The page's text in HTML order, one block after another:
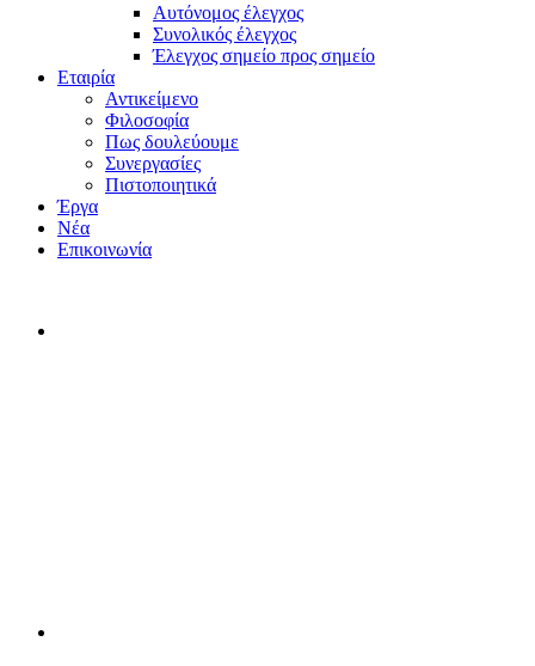
Αυτόνομος έλεγχος
Συνολικός έλεγχος
Έλεγχος σημείο προς σημείο
Εταιρία
Αντικείμενο
Φιλοσοφία
Πως δουλεύουμε
Συνεργασίες
Πιστοποιητικά
Έργα
Νέα
Επικοινωνία